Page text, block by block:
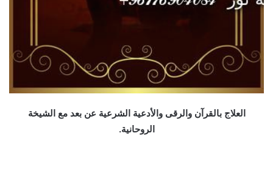
العلاج بالقرآن والرقى والأدعية الشرعية عن بعد مع الشيخة
الروحانية.